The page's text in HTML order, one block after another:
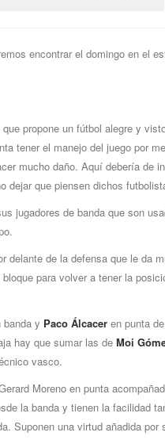
encontrar el domingo en el
propone un fútbol alegre y
tener el manejo del juego por
mucho daño. Aquí debería de
dejar que piensen dichos
jugadores de banda que son
delante de la defensa que le da
para volver a tener la
banda y Paco Álcacer en punta
hay que sumar las de Moi
vasco.
Moreno en punta
la banda y tienen la facilidad
Suponen una virtud añadida por